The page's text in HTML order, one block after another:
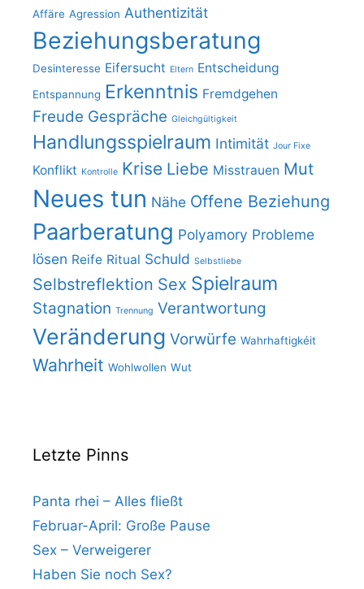
Affäre Agression Authentizität
Beziehungsberatung
Desinteresse Eifersucht Eltern Entscheidung
Entspannung Erkenntnis Fremdgehen
Freude Gespräche Gleichgültigkeit
Handlungsspielraum Intimität Jour Fixe
Konflikt Kontrolle Krise Liebe Misstrauen Mut
Neues tun Nähe Offene Beziehung
Paarberatung Polyamory Probleme
lösen Reife Ritual Schuld Selbstliebe
Selbstreflektion Sex Spielraum
Stagnation Trennung Verantwortung
Veränderung Vorwürfe Wahrhaftigkéit
Wahrheit Wohlwollen Wut
Letzte Pinns
Panta rhei – Alles fließt
Februar-April: Große Pause
Sex – Verweigerer
Haben Sie noch Sex?